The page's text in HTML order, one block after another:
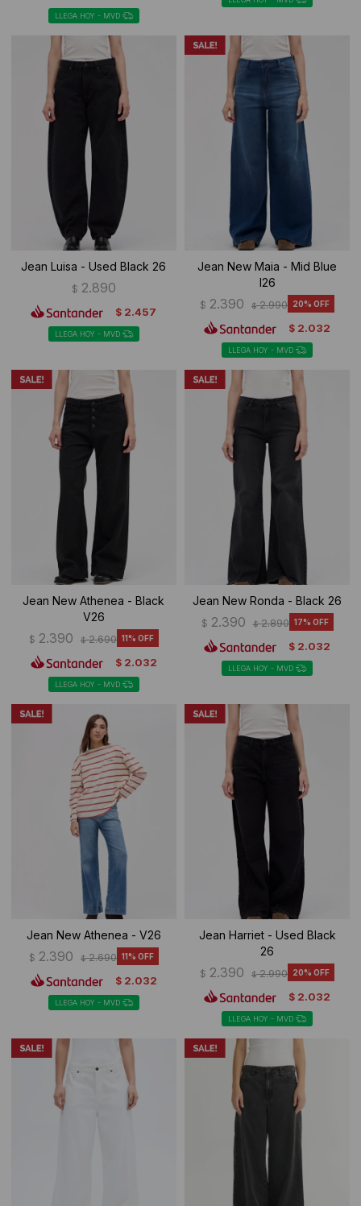
LLEGA HOY - MVD
Jean Luisa - Used Black 26
$ 2.890
$ 2.457
LLEGA HOY - MVD
Jean New Maia - Mid Blue
I26
$ 2.390 $ 2.990 20
$ 2.032
LLEGA HOY - MVD
Jean New Athenea - Black
V26
$ 2.390 $ 2.690 11
$ 2.032
LLEGA HOY - MVD
Jean New Ronda - Black 26
$ 2.390 $ 2.890 17
$ 2.032
LLEGA HOY - MVD
Jean New Athenea - V26
$ 2.390 $ 2.690 11
$ 2.032
LLEGA HOY - MVD
Jean Harriet - Used Black
26
$ 2.390 $ 2.990 20
$ 2.032
LLEGA HOY - MVD